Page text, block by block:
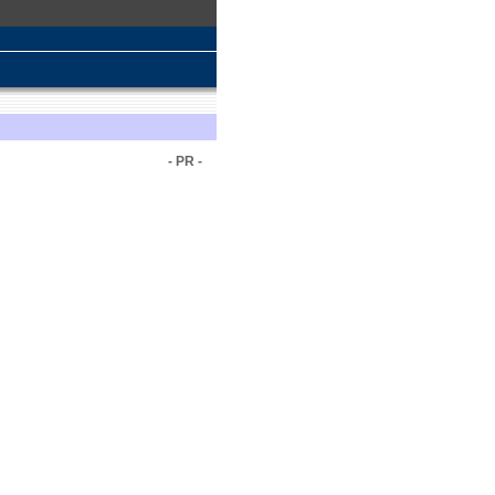
- PR -